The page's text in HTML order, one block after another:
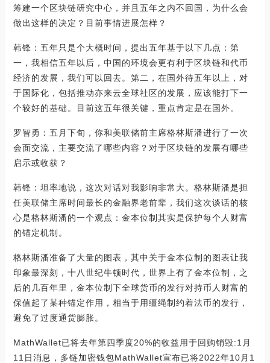
筹建一个区块链研究中心，并且五年之内不回国，为什么会
做出这样的决定？目前事情进展怎样？
韩锋：五年只是个大概时间，提出五年基于以下几点：第
一，我相信五年以后，中国的环境会更有利于区块链和代币
经济的发展，我们可以回去。第二，在国外待五年以上，对
于国际化，包括推动亦来云全球社区的发展，应该能打下一
个较好的基础。目前这五年很关键，重点肯定是在国外。
罗智勇：五月下旬，你和美联储前主席格林斯潘进行了一次
会面交流，主要交流了哪些内容？对于区块链的发展有哪些
启示或收获？
韩锋：坦率地说，这次对话对我影响非常大。格林斯潘是担
任美联储主席时间最长的金融界老前辈，我们这次谈话的核
心是格林斯潘的一个观点：金本位制其实是保护每个人财富
的锚定机制。
格林斯潘准备了大量的图表，其中关于金本位制的图表让我
印象最深刻，十八世纪牛顿时代，世界上有了金本位制，之
后的几百年里，金本位制下全球货币的发行对持币人财富的
保值起了某种锚定作用，相当于用缰绳制约着法币的发行，
避免了过度通货膨胀。
MathWallet已将去年第四季度20%的收益用于回购销毁:1月
11日消息，多链加密钱包MathWallet宣布已将2022年10月1